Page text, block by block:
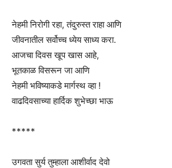
नेहमी निरोगी रहा, तंदुरुस्त राहा आणि
जीवनातील सर्वोच्च ध्येय साध्य करा.
आजचा दिवस खूप खास आहे,
भूतकाळ विसरून जा आणि
नेहमी भविष्याकडे मार्गस्थ व्हा !
वाढदिवसाच्या हार्दिक शुभेच्छा भाऊ
*****
उगवता सुर्य तुम्हाला आशीर्वाद देवो